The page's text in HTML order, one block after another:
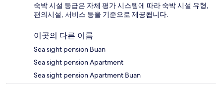
숙박 시설 등급은 자체 평가 시스템에 따라 숙박 시설 유형,
편의시설, 서비스 등을 기준으로 제공됩니다.
이곳의 다른 이름
Sea sight pension Buan
Sea sight pension Apartment
Sea sight pension Apartment Buan